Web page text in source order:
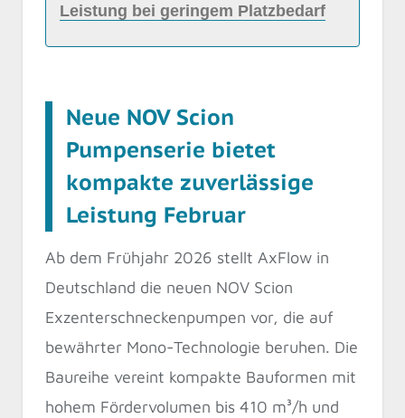
Leistung bei geringem Platzbedarf
Neue NOV Scion
Pumpenserie bietet
kompakte zuverlässige
Leistung Februar
Ab dem Frühjahr 2026 stellt AxFlow in
Deutschland die neuen NOV Scion
Exzenterschneckenpumpen vor, die auf
bewährter Mono-Technologie beruhen. Die
Baureihe vereint kompakte Bauformen mit
hohem Fördervolumen bis 410 m³/h und